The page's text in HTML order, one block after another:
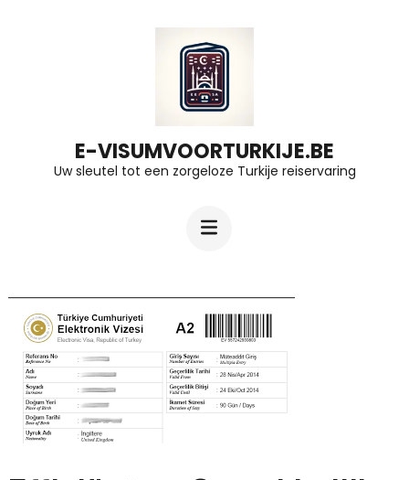
E-VISUMVOORTURKIJE.BE
Uw sleutel tot een zorgeloze Turkije reiservaring